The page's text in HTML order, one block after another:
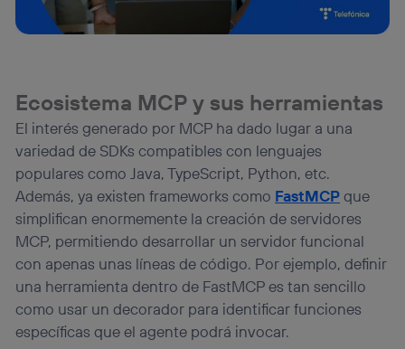
Ecosistema MCP y sus herramientas
El interés generado por MCP ha dado lugar a una
variedad de SDKs compatibles con lenguajes
populares como Java, TypeScript, Python, etc.
Además, ya existen frameworks como FastMCPque
simplifican enormemente la creación de servidores
MCP, permitiendo desarrollar un servidor funcional
con apenas unas líneas de código. Por ejemplo, definir
una herramienta dentro de FastMCP es tan sencillo
como usar un decorador para identificar funciones
específicas que el agente podrá invocar.
telecomunicaciones vinculada a la conexión que utilizas
(p. ej., número de teléfono móvil).
consienta el uso de la tecnología recibirá el mismo
identificador. Típicamente:
Si utilizas unaconexión de banda ancha(p. ej., Wi-Fi),
el marketing o análisis se realizará en función de las
actividades de navegación de los miembros del hogar
que hayan dado su consentimiento.
Si utilizas
datos móviles , el marketing será más
personalizado, ya que se basará únicamente en la
navegación del usuario del móvil.
Puedes gestionar los consentimientos Utiq seleccionando
“Administrar Utiq” en la parte inferior de esta página web o
visitando el portal de privacidad de Utiq
(“consenthub”)
. Para más información, consulta
la política de privacidad de Utiq .